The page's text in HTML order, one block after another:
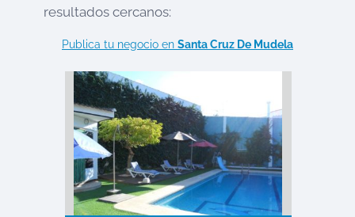
resultados cercanos:
Publica tu negocio en Santa Cruz De Mudela